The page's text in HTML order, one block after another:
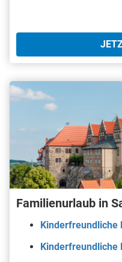
Familienurlaub in
Kinderfreundliche
Kinderfreundliche